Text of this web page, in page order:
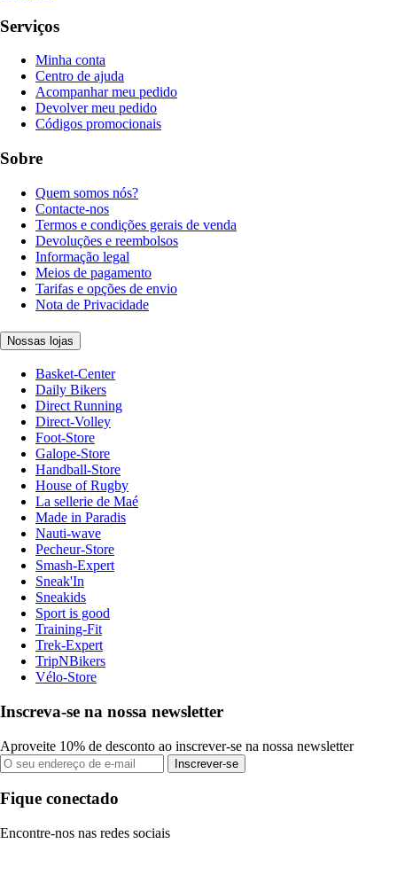
Serviços
Minha conta
Centro de ajuda
Acompanhar meu pedido
Devolver meu pedido
Códigos promocionais
Sobre
Quem somos nós?
Contacte-nos
Termos e condições gerais de venda
Devoluções e reembolsos
Informação legal
Meios de pagamento
Tarifas e opções de envio
Nota de Privacidade
Nossas lojas
Basket-Center
Daily Bikers
Direct Running
Direct-Volley
Foot-Store
Galope-Store
Handball-Store
House of Rugby
La sellerie de Maé
Made in Paradis
Nauti-wave
Pecheur-Store
Smash-Expert
Sneak'In
Sneakids
Sport is good
Training-Fit
Trek-Expert
TripNBikers
Vélo-Store
Inscreva-se na nossa newsletter
Aproveite 10% de desconto ao inscrever-se na nossa newsletter
Inscrever-se
Fique conectado
Encontre-nos nas redes sociais